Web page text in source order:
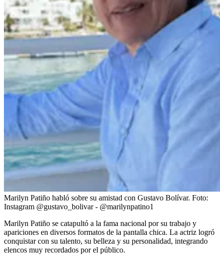
Marilyn Patiño habló sobre su amistad con Gustavo Bolívar. Foto:
Instagram @gustavo_bolivar - @marilynpatino1
Marilyn Patiño se catapultó a la fama nacional por su trabajo y
apariciones en diversos formatos de la pantalla chica. La actriz logró
conquistar con su talento, su belleza y su personalidad, integrando
elencos muy recordados por el público.